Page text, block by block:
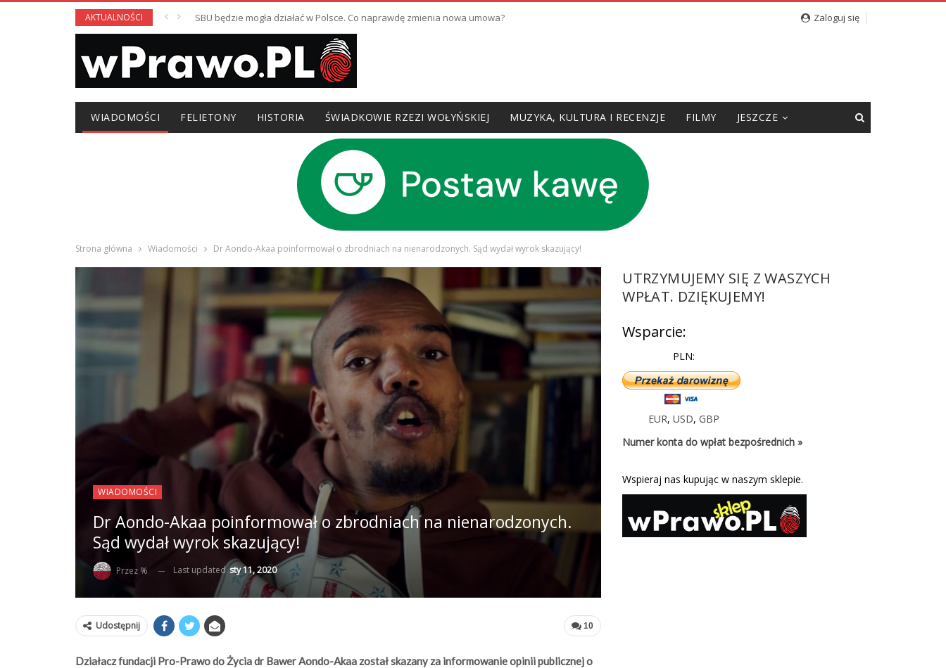
AKTUALNOŚCI SBU będzie mogła działać w Polsce. Co naprawdę zmienia nowa umowa? Zaloguj się
WIADOMOŚCI FELIETONY HISTORIA ŚWIADKOWIE RZEZI WOŁYŃSKIEJ MUZYKA, KULTURA I RECENZJE FILMY JESZCZE
Strona główna Wiadomości Dr Aondo-Akaa poinformował o zbrodniach na nienarodzonych. Sąd wydał wyrok skazujący!
WIADOMOŚCI
Dr Aondo-Akaa poinformował o zbrodniach na nienarodzonych.
Sąd wydał wyrok skazujący!
Przez % Last updatedsty 11, 2020
10
Udostępnij
Działacz fundacji Pro-Prawo do Życia dr Bawer Aondo-Akaa został skazany za informowanie opinii publicznej o
UTRZYMUJEMY SIĘ Z WASZYCH
WPŁAT. DZIĘKUJEMY!
Wsparcie:
PLN:
EUR,USD,GBP
Numer konta do wpłat bezpośrednich »
Wspieraj nas kupując w naszym sklepie.